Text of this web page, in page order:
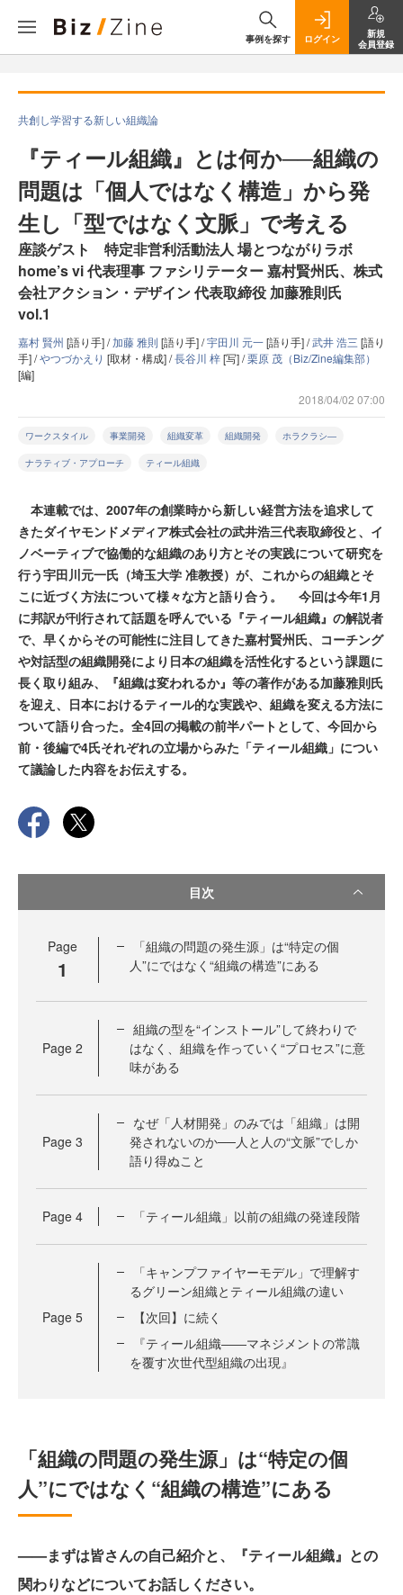
事例を探す ログイン
新規
会員登録
共創し学習する新しい組織論
『ティール組織』とは何か──組織の
問題は「個人ではなく構造」から発
生し「型ではなく文脈」で考える
座談ゲスト 特定非営利活動法人 場とつながりラボ
home’s vi 代表理事 ファシリテーター 嘉村賢州氏、株式
会社アクション・デザイン 代表取締役 加藤雅則氏
vol.1
嘉村 賢州 [語り手] /加藤 雅則 [語り手] /宇田川 元一[語り手] /武井 浩三 [語り
手] /やつづかえり [取材・構成] /長谷川 梓[写] /栗原 茂（Biz/Zine編集部）
[編]
2018/04/02 07:00
ワークスタイル 事業開発 組織変革 組織開発 ホラクラシ―
ナラティブ・アプローチ ティール組織
本連載では、2007年の創業時から新しい経営方法を追求して
きたダイヤモンドメディア株式会社の武井浩三代表取締役と、イ
ノベーティブで協働的な組織のあり方とその実践について研究を
行う宇田川元一氏（埼玉大学 准教授）が、これからの組織とそ
こに近づく方法について様々な方と語り合う。 今回は今年1月
に邦訳が刊行されて話題を呼んでいる『ティール組織』の解説者
で、早くからその可能性に注目してきた嘉村賢州氏、コーチング
や対話型の組織開発により日本の組織を活性化するという課題に
長く取り組み、『組織は変われるか』等の著作がある加藤雅則氏
を迎え、日本におけるティール的な実践や、組織を変える方法に
ついて語り合った。全4回の掲載の前半パートとして、今回から
前・後編で4氏それぞれの立場からみた「ティール組織」につい
て議論した内容をお伝えする。
目次
Page
1
「組織の問題の発生源」は“特定の個
人”にではなく“組織の構造”にある
Page 2
組織の型を“インストール”して終わりで
はなく、組織を作っていく“プロセス”に意
味がある
Page 3
なぜ「人材開発」のみでは「組織」は開
発されないのか──人と人の“文脈”でしか
語り得ぬこと
Page 4 「ティール組織」以前の組織の発達段階
Page 5
「キャンプファイヤーモデル」で理解す
るグリーン組織とティール組織の違い
【次回】に続く
『ティール組織――マネジメントの常識
を覆す次世代型組織の出現』
「組織の問題の発生源」は“特定の個
人”にではなく“組織の構造”にある
——まずは皆さんの自己紹介と、『ティール組織』との
関わりなどについてお話しください。